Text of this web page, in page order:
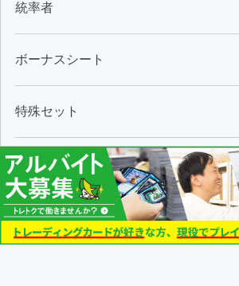
統率者
ボーナスシート
特殊セット